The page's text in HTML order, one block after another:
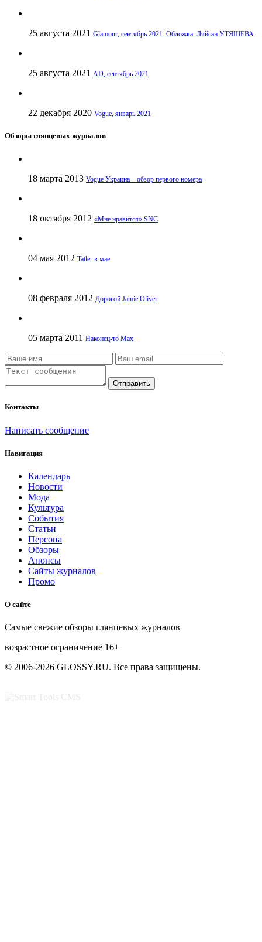
25 августа 2021 Glamour, сентябрь 2021. Обложка: Ляйсан УТЯШЕВА
25 августа 2021 AD, сентябрь 2021
22 декабря 2020 Vogue, январь 2021
Обзоры глянцевых журналов
18 марта 2013 Vogue Украина – обзор первого номера
18 октября 2012 «Мне нравится» SNC
04 мая 2012 Tatler в мае
08 февраля 2012 Дорогой Jamie Oliver
05 марта 2011 Наконец-то Max
Отправить
Контакты
Написать сообщение
Навигация
Календарь
Новости
Мода
Культура
События
Статьи
Персона
Обзоры
Анонсы
Сайты журналов
Промо
О сайте
Самые свежие обзоры глянцевых журналов
возрастное ограничение 16+
© 2006-2026 GLOSSY.RU. Все права защищены.